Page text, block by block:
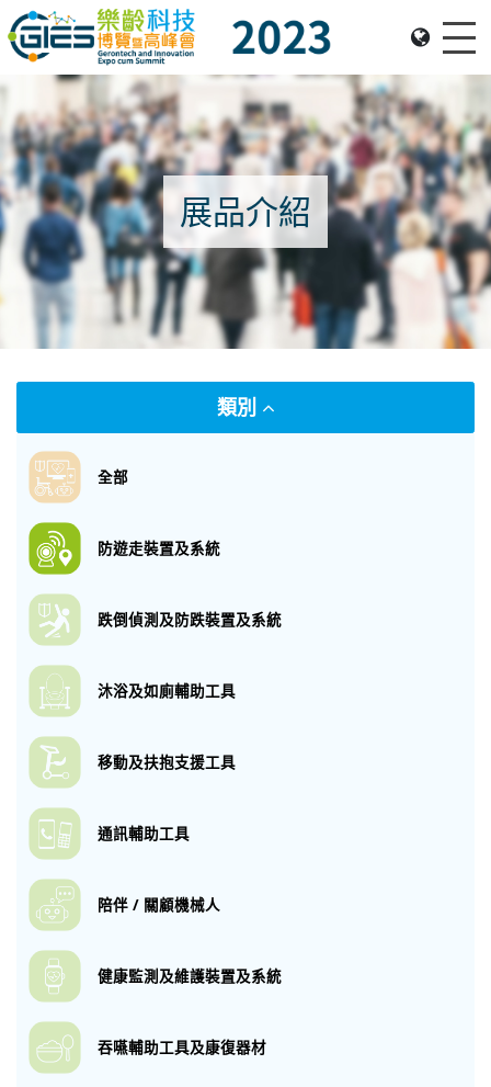
Date: Expo: 23-26 Nov 2023, Venue: Hall 1A-C, HKCEC
展品介紹
類別
全部
防遊走裝置及系統
跌倒偵測及防跌裝置及系統
沐浴及如廁輔助工具
移動及扶抱支援工具
通訊輔助工具
陪伴 / 關顧機械人
健康監測及維護裝置及系統
吞嚥輔助工具及康復器材